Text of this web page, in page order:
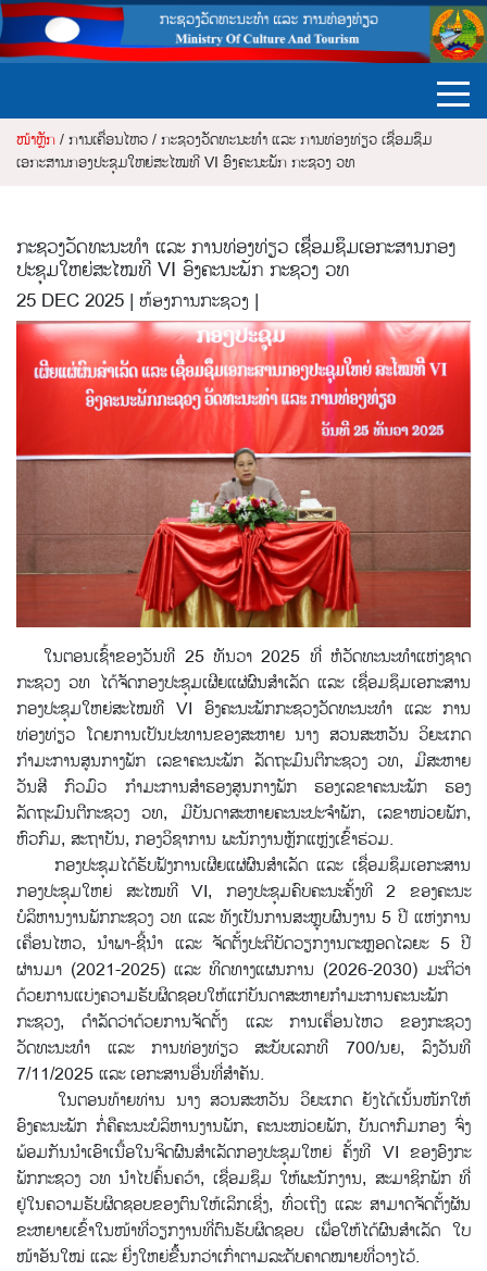
ໜ້າຫຼັກ / ການເຄື່ອນໄຫວ / ກະຊວງວັດທະນະທຳ ແລະ ການທ່ອງທ່ຽວ ເຊື່ອມຊຶມ
ເອກະສານກອງປະຊຸມໃຫຍ່ສະໄໝທີ VI ອົງຄະນະພັກ ກະຊວງ ວທ
ກະຊວງວັດທະນະທຳ ແລະ ການທ່ອງທ່ຽວ ເຊື່ອມຊຶມເອກະສານກອງ
ປະຊຸມໃຫຍ່ສະໄໝທີ VI ອົງຄະນະພັກ ກະຊວງ ວທ
25 DEC 2025 | ຫ້ອງການກະຊວງ |
ໃນຕອນເຊົ້າຂອງວັນທີ 25 ທັນວາ 2025 ທີ່ ຫໍວັດທະນະທໍາແຫ່ງຊາດ
ກະຊວງ ວທ ໄດ້ຈັດກອງປະຊຸມເຜີຍແຜ່ຜົນສຳເລັດ ແລະ ເຊື່ອມຊຶມເອກະສານ
ກອງປະຊຸມໃຫຍ່ສະໄໝທີ VI ອົງຄະນະພັກກະຊວງວັດທະນະທຳ ແລະ ການ
ທ່ອງທ່ຽວ ໂດຍການເປັນປະທານຂອງສະຫາຍ ນາງ ສວນສະຫວັນ ວິຍະເກດ
ກໍາມະການສູນກາງພັກ ເລຂາຄະນະພັກ ລັດຖະມົນຕີກະຊວງ ວທ, ມີສະຫາຍ
ວັນສີ ກົວມົວ ກຳມະການສຳຮອງສູນກາງພັກ ຮອງເລຂາຄະນະພັກ ຮອງ
ລັດຖະມົນຕີກະຊວງ ວທ, ມີບັນດາສະຫາຍຄະນະປະຈໍາພັກ, ເລຂາໜ່ວຍພັກ,
ຫົວກົມ, ສະຖາບັນ, ກອງວິຊາການ ພະນັກງານຫຼັກແຫຼ່ງເຂົ້າຮ່ວມ.
ກອງປະຊຸມໄດ້ຮັບຟັງການເຜີຍແຜ່ຜົນສຳເລັດ ແລະ ເຊື່ອມຊຶມເອກະສານ
ກອງປະຊຸມໃຫຍ່ ສະໄໝທີ VI, ກອງປະຊຸມຄົບຄະນະຄັ້ງທີ 2 ຂອງຄະນະ
ບໍລິຫານງານພັກກະຊວງ ວທ ແລະ ທັງເປັນການສະຫຼຸບຜົນງານ 5 ປີ ແຫ່ງການ
ເຄື່ອນໄຫວ, ນຳພາ-ຊີ້ນຳ ແລະ ຈັດຕັ້ງປະຕິບັດວຽກງານຕະຫຼອດໄລຍະ 5 ປີ
ຜ່ານມາ (2021-2025) ແລະ ທິດທາງແຜນການ (2026-2030) ມະຕິວ່າ
ດ້ວຍການແບ່ງຄວາມຮັບຜິດຊອບໃຫ້ແກ່ບັນດາສະຫາຍກໍາມະການຄະນະພັກ
ກະຊວງ, ດຳລັດວ່າດ້ວຍການຈັດຕັ້ງ ແລະ ການເຄື່ອນໄຫວ ຂອງກະຊວງ
ວັດທະນະທຳ ແລະ ການທ່ອງທ່ຽວ ສະບັບເລກທີ 700/ນຍ, ລົງວັນທີ
7/11/2025 ແລະ ເອກະສານອື່ນທີ່ສຳຄັນ.
ໃນຕອນທ້າຍທ່ານ ນາງ ສວນສະຫວັນ ວິຍະເກດ ຍັງໄດ້ເນັ້ນໜັກໃຫ້
ອົງຄະນະພັກ ກໍ່ຄືຄະນະບໍລິຫານງານພັກ, ຄະນະໜ່ວຍພັກ, ບັນດາກົມກອງ ຈົ່ງ
ພ້ອມກັນນຳເອົາເນື້ອໃນຈິດຜົນສຳເລັດກອງປະຊຸມໃຫຍ່ ຄັ້ງທີ VI ຂອງອົງກະ
ພັກກະຊວງ ວທ ນຳໄປຄົ້ນຄວ້າ, ເຊື່ອມຊຶມ ໃຫ້ພະນັກງານ, ສະມາຊິກພັກ ທີ່
ຢູ່ໃນຄວາມຮັບຜິດຊອບຂອງຕົນໃຫ້ເລິກເຊີ່ງ, ທົ່ວເຖີງ ແລະ ສາມາດຈັດຕັ້ງຜັນ
ຂະຫຍາຍເຂົ້າໃນໜ້າທີ່ວຽກງານທີ່ຕົນຮັບຜິດຊອບ ເພື່ອໃຫ້ໄດ້ຜົນສໍາເລັດ ໃບ
ໜ້າອັນໃໝ່ ແລະ ຍີ່ງໃຫຍ່ຂື້້ນກວ່າເກົ່າຕາມລະດັບຄາດໝາຍທີ່ວາງໄວ້.